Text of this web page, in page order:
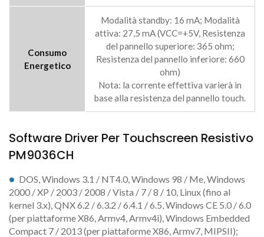
Consumo
Energetico
Modalità standby: 16 mA; Modalità
attiva: 27,5 mA (VCC=+5V, Resistenza
del pannello superiore: 365 ohm;
Resistenza del pannello inferiore: 660
ohm)
Nota: la corrente effettiva varierà in
base alla resistenza del pannello touch.
Software Driver Per Touchscreen Resistivo
PM9036CH
DOS, Windows 3.1 / NT4.0, Windows 98 / Me, Windows
2000 / XP / 2003 / 2008 / Vista / 7 / 8 / 10, Linux (fino al
kernel 3.x), QNX 6.2 / 6.3.2 / 6.4.1 / 6.5, Windows CE 5.0 / 6.0
(per piattaforme X86, Armv4, Armv4i), Windows Embedded
Compact 7 / 2013 (per piattaforme X86, Armv7, MIPSII);